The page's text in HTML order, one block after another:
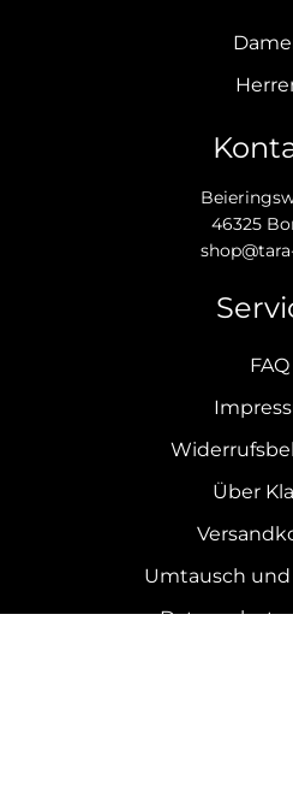
46325
FAQ
Über
Umtausch